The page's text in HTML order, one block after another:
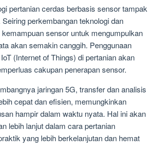
pertanian cerdas berbasis sensor tampak
perkembangan teknologi dan
sensor untuk mengumpulkan
akan semakin canggih. Penggunaan
(Internet of Things) di pertanian akan
cakupan penerapan sensor.
jaringan 5G, transfer dan analisis
cepat dan efisien, memungkinkan
hampir dalam waktu nyata. Hal ini akan
lebih lanjut dalam cara pertanian
yang lebih berkelanjutan dan hemat